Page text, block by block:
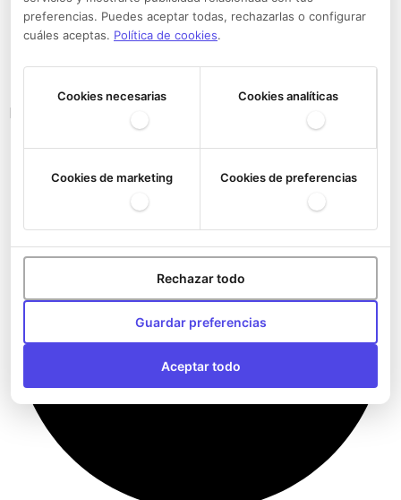
Bandoleras del Athletic Club
preferencias. Puedes aceptar todas, rechazarlas o configurar
cuáles aceptas. Política de cookies.
Cookies necesarias Cookies analíticas
Cookies de marketing Cookies de preferencias
Rechazar todo
Guardar preferencias
Aceptar todo